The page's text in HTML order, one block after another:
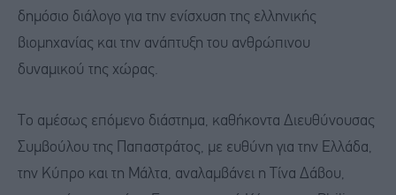
δημόσιο διάλογο για την ενίσχυση της ελληνικής
βιομηχανίας και την ανάπτυξη του ανθρώπινου
δυναμικού της χώρας.
Το αμέσως επόμενο διάστημα, καθήκοντα Διευθύνουσας
Συμβούλου της Παπαστράτος, με ευθύνη για την Ελλάδα,
την Κύπρο και τη Μάλτα, αναλαμβάνει η Τίνα Δάβου,